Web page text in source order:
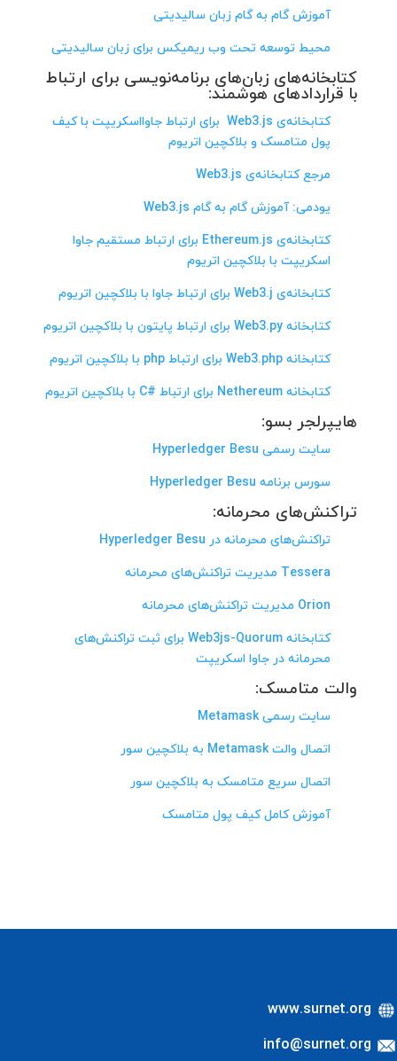
آموزش گام به گام زبان سالیدیتی
محیط توسعه تحت وب ریمیکس برای زبان سالیدیتی
کتابخانه‌های زبان‌های برنامه‌نویسی برای ارتباط
با قراردادهای هوشمند:
کتابخانه‌ی Web3.js برای ارتباط جاوااسکریپت با کیف
پول متامسک و بلاکچین اتریوم
مرجع کتابخانه‌ی Web3.js
یودمی: آموزش گام به گام Web3.js
کتابخانه‌ی Ethereum.js برای ارتباط مستقیم جاوا
اسکریپت با بلاکچین اتریوم
کتابخانه‌ی Web3.j برای ارتباط جاوا با بلاکچین اتریوم
کتابخانه Web3.py برای ارتباط پایتون با بلاکچین اتریوم
کتابخانه Web3.php برای ارتباط php با بلاکچین اتریوم
کتابخانه Nethereum برای ارتباط #C با بلاکچین اتریوم
هایپرلجر بسو:
سایت رسمی Hyperledger Besu
سورس برنامه Hyperledger Besu
تراکنش‌های محرمانه:
تراکنش‌های محرمانه در Hyperledger Besu
Tessera مدیریت تراکنش‌های محرمانه
Orion مدیریت تراکنش‌های محرمانه
کتابخانه Web3js-Quorum برای ثبت تراکنش‌های
محرمانه در جاوا اسکریپت
والت متامسک:
سایت رسمی Metamask
اتصال والت Metamask به بلاکچین سور
اتصال سریع متامسک به بلاکچین سور
آموزش کامل کیف پول متامسک